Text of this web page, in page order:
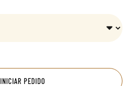
INICIAR PEDIDO